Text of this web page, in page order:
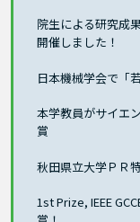
院生による研究成
開催しました！
日本機械学会で「
本学教員がサイエ
賞
秋田県立大学ＰＲ
1st Prize, IEEE